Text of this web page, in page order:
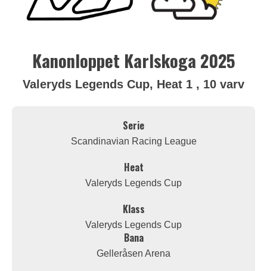
Kanonloppet Karlskoga 2025
Valeryds Legends Cup, Heat 1 , 10 varv
Serie
Scandinavian Racing League
Heat
Valeryds Legends Cup
Klass
Valeryds Legends Cup
Bana
Gelleråsen Arena